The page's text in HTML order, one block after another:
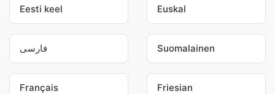
Eesti keel Euskal
فارسی Suomalainen
Français Friesian